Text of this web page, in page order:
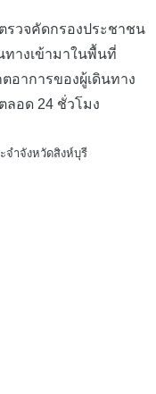
วจคัดกรองประชาชน
างเข้ามาในพื้นที่
อาการของผู้เดินทาง
ลอด 24 ชั่วโมง
จำจังหวัดสิงห์บุรี